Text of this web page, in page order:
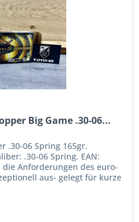
Big Game .30-06...
.30-06 Spring 165gr.
.30-06 Spring. EAN:
die Anforderungen des euro-
aus- gelegt für kurze